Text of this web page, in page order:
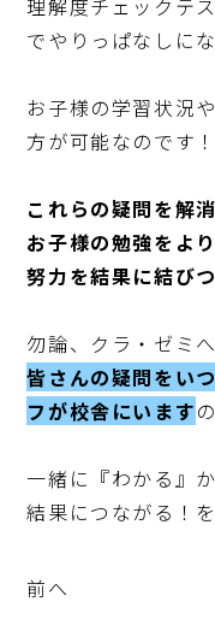
理解度チェックテ
でやりっぱなしに
お子様の学習状況
方が可能なのです！
これらの疑問を解
お子様の勉強をよ
努力を結果に結び
皆さんの疑問をい
フが校舎にいます
一緒に『わかる』
結果につながる！
前へ